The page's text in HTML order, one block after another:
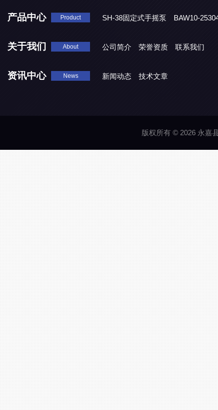
产品中心 Product SH-38固定式手摇泵
BAW10-
关于我们 About 公司简介 荣誉资质 联系我们
资讯中心 News 新闻动态 技术文章
版权所有 © 2026 永嘉